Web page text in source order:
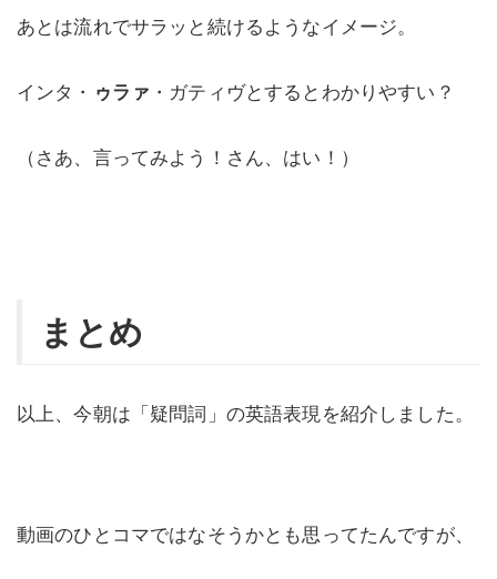
あとは流れでサラッと続けるようなイメージ。
インタ・ ゥラァ ・ガティヴとするとわかりやすい？
（さあ、言ってみよう！さん、はい！）
まとめ
以上、今朝は「疑問詞」の英語表現を紹介しました。
動画のひとコマではなそうかとも思ってたんですが、